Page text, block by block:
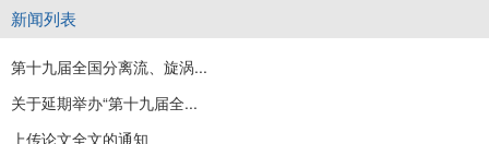
新闻列表
第十九届全国分离流、旋涡...
关于延期举办“第十九届全...
上传论文全文的通知